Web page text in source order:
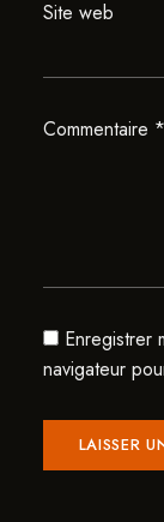
Site web
Commentaire *
Enregistrer
navigateur